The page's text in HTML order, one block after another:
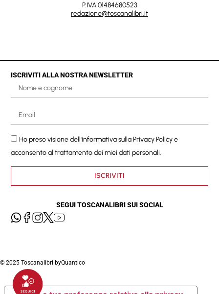
P.IVA 01484680523
redazione@toscanalibri.it
ISCRIVITI ALLA NOSTRA NEWSLETTER
Ho preso visione dell'informativa sullaPrivacy Policye
acconsento al trattamento dei miei dati personali.
ISCRIVITI
SEGUI TOSCANALIBRI SUI SOCIAL
© 2025 Toscanalibri byQuantico